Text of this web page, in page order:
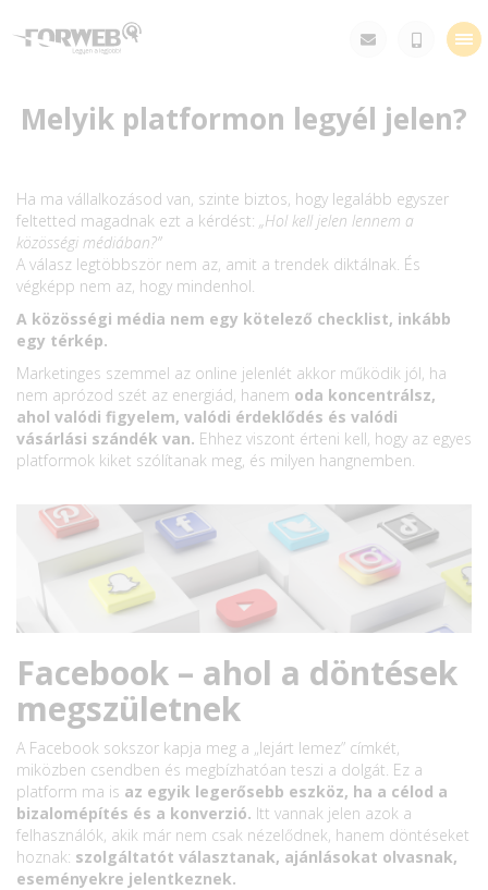
Melyik platformon legyél jelen?
Ha ma vállalkozásod van, szinte biztos, hogy legalább egyszer
feltetted magadnak ezt a kérdést: „Hol kell jelen lennem a
közösségi médiában?”
A válasz legtöbbször nem az, amit a trendek diktálnak. És
végképp nem az, hogy mindenhol.
A közösségi média nem egy kötelező checklist, inkább
egy térkép.
Marketinges szemmel az online jelenlét akkor működik jól, ha
nem aprózod szét az energiád, hanem oda koncentrálsz,
ahol valódi figyelem, valódi érdeklődés és valódi
vásárlási szándék van. Ehhez viszont érteni kell, hogy az egyes
platformok kiket szólítanak meg, és milyen hangnemben.
Facebook – ahol a döntések
megszületnek
A Facebook sokszor kapja meg a „lejárt lemez” címkét,
miközben csendben és megbízhatóan teszi a dolgát. Ez a
platform ma is az egyik legerősebb eszköz, ha a célod a
bizalomépítés és a konverzió. Itt vannak jelen azok a
felhasználók, akik már nem csak nézelődnek, hanem döntéseket
hoznak: szolgáltatót választanak, ajánlásokat olvasnak,
eseményekre jelentkeznek.